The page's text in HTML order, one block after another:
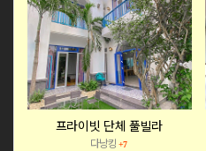
프라이빗 단체 풀빌라
다낭킹+7